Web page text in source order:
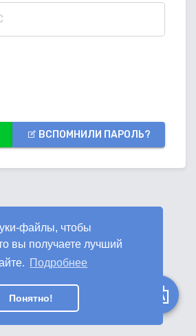
файлы, чтобы
вы получаете лучший
Подробнее
Понятно!
ВСПОМНИЛИ ПАРОЛЬ?